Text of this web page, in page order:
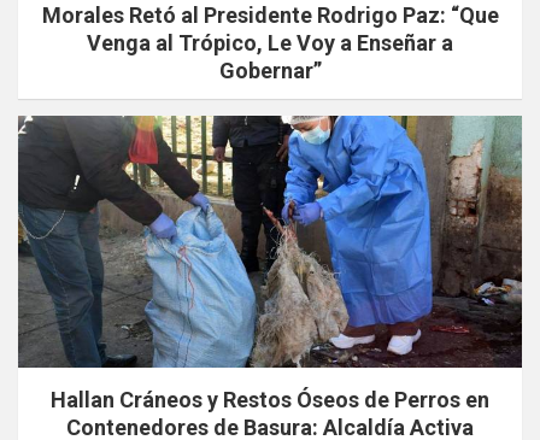
Morales Retó al Presidente Rodrigo Paz: “Que
Venga al Trópico, Le Voy a Enseñar a
Gobernar”
Hallan Cráneos y Restos Óseos de Perros en
Contenedores de Basura: Alcaldía Activa